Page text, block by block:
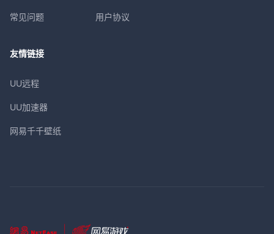
常见问题 用户协议
友情链接
UU远程
UU加速器
网易千千壁纸